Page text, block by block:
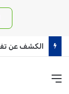
القائمة